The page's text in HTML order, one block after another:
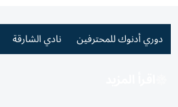
دوري أدنوك للمحترفين نادي الشارقة